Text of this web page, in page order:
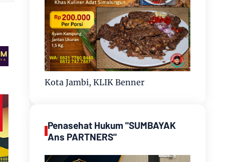
Kota Jambi, KLIK Benner
Penasehat Hukum "SUMBAYAK
Ans PARTNERS"